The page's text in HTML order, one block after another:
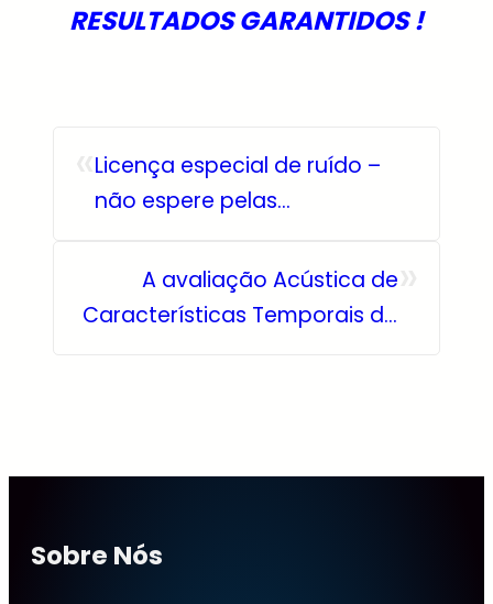
RESULTADOS GARANTIDOS !
Licença especial de ruído –
não espere pelas
A avaliação Acústica de
Características Temporais do
Sobre Nós